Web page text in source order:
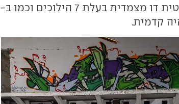
לראשונה לתיבה רובוטית דו מצמדית בעלת 7 הילוכים וכמו ב-